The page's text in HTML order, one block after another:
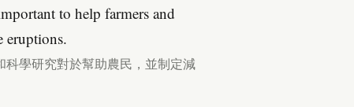
to help farmers and
eruptions.
學研究對於幫助農民，並制定減